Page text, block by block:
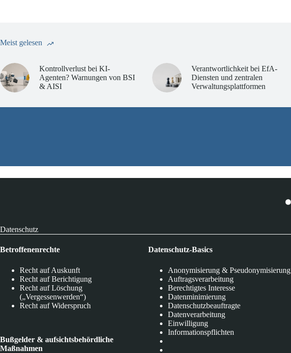
Meist gelesen
Kontrollverlust bei KI-
Agenten? Warnungen von BSI
& AISI
Verantwortlichkeit bei EfA-
Diensten und zentralen
Verwaltungsplattformen
Datenschutz
Betroffenenrechte
Recht auf Auskunft
Recht auf Berichtigung
Recht auf Löschung
(„Vergessenwerden“)
Recht auf Widerspruch
Bußgelder & aufsichtsbehördliche
Maßnahmen
Datenschutz-Basics
Anonymisierung & Pseudonymisierung
Auftragsverarbeitung
Berechtigtes Interesse
Datenminimierung
Datenschutzbeauftragte
Datenverarbeitung
Einwilligung
Informationspflichten